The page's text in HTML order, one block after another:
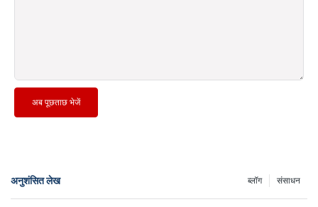
अब पूछताछ भेजें
अनुशंसित लेख संसाधन
ब्लॉग